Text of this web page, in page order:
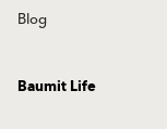
Blog
Baumit Life